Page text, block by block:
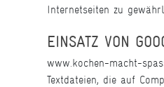
Internetseiten zu
EINSATZ VON
www.kochen-macht-
Textdateien, die auf